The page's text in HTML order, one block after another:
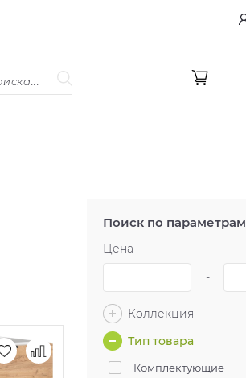
Поиск по параметрам
Цена
-
Коллекция
Тип товара
Комплектующие